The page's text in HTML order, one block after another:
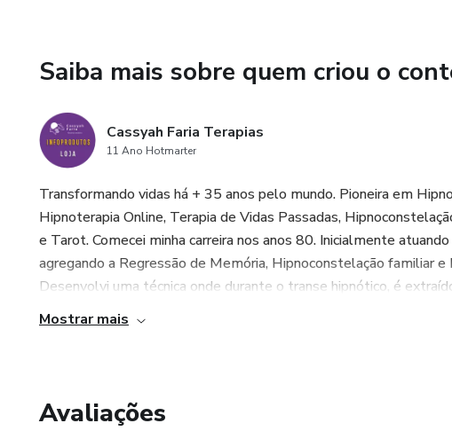
Saiba mais sobre quem criou o
Cassyah Faria Terapias
11 Ano Hotmarter
Transformando vidas há + 35 anos pelo mundo. Pioneira em
Hipnoterapia Online, Terapia de Vidas Passadas,
e Tarot. Comecei minha carreira nos anos 80. Inicialmente
agregando a Regressão de Memória, Hipnoconstelação familiar
Desenvolvi uma técnica onde durante o transe hipnótico, é
Mostrar mais
Avaliações